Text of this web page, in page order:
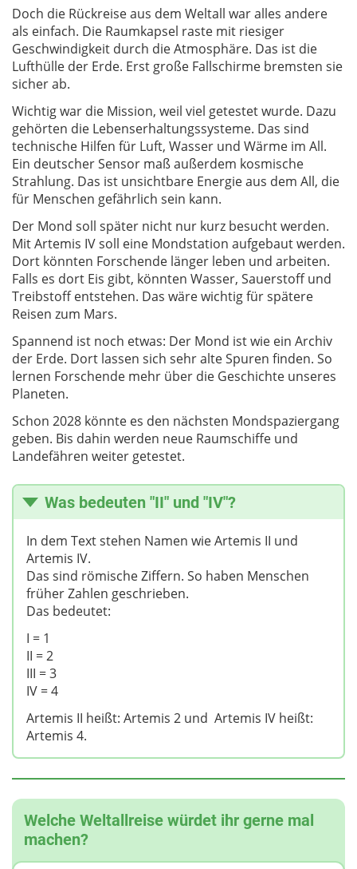
Doch die Rückreise aus dem Weltall war alles andere
als einfach. Die Raumkapsel raste mit riesiger
Geschwindigkeit durch die Atmosphäre. Das ist die
Lufthülle der Erde. Erst große Fallschirme bremsten sie
sicher ab.
Wichtig war die Mission, weil viel getestet wurde. Dazu
gehörten die Lebenserhaltungssysteme. Das sind
technische Hilfen für Luft, Wasser und Wärme im All.
Ein deutscher Sensor maß außerdem kosmische
Strahlung. Das ist unsichtbare Energie aus dem All, die
für Menschen gefährlich sein kann.
Der Mond soll später nicht nur kurz besucht werden.
Mit Artemis IV soll eine Mondstation aufgebaut werden.
Dort könnten Forschende länger leben und arbeiten.
Falls es dort Eis gibt, könnten Wasser, Sauerstoff und
Treibstoff entstehen. Das wäre wichtig für spätere
Reisen zum Mars.
Spannend ist noch etwas: Der Mond ist wie ein Archiv
der Erde. Dort lassen sich sehr alte Spuren finden. So
lernen Forschende mehr über die Geschichte unseres
Planeten.
Schon 2028 könnte es den nächsten Mondspaziergang
geben. Bis dahin werden neue Raumschiffe und
Landefähren weiter getestet.
Was bedeuten "II" und "IV"?
In dem Text stehen Namen wie Artemis II und
Artemis IV.
Das sind römische Ziffern. So haben Menschen
früher Zahlen geschrieben.
Das bedeutet:
I = 1
II = 2
III = 3
IV = 4
Artemis II heißt: Artemis 2 und Artemis IV heißt:
Artemis 4.
Welche Weltallreise würdet ihr gerne mal
machen?